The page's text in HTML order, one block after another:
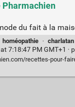
Pharmachien
du fait à la
homéopathie · charlatan
7:18:47 PM GMT+1 ·
recettes-pour-faire-votre-